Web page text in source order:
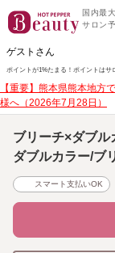
国内最
サロン
ゲストさん
ポイントが1%たまる！ ポイントはサ
【重要】熊本県熊本地方
様へ（2026年7月28日）
ブリーチ×ダブ
ダブルカラー/ブ
スマート支払いOK